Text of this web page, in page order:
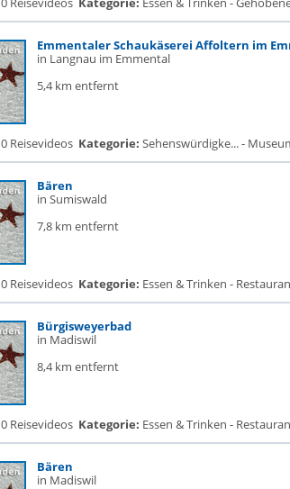
Emmentaler Schaukäserei Affoltern im
in Langnau im Emmental
5,4 km entfernt
0 Reisevideos Kategorie: Sehenswürdigke... -
Bären
in Sumiswald
7,8 km entfernt
0 Reisevideos Kategorie: Essen & Trinken -
Bürgisweyerbad
in Madiswil
8,4 km entfernt
0 Reisevideos Kategorie: Essen & Trinken -
Bären
in Madiswil